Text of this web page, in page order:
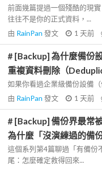
前面幾篇提過一個殘酷的現
往往不是你的正式資料，...
由 RainPan 發文 1 天前
# [Backup] 為什麼備份
重複資料刪除（
如果你看過企業級備份設備
由 RainPan 發文 1 天前
# [Backup] 備份界最常
為什麼「沒演練過的備
這個系列第4篇聊過「有備份
尾：怎麼確定救得回來...